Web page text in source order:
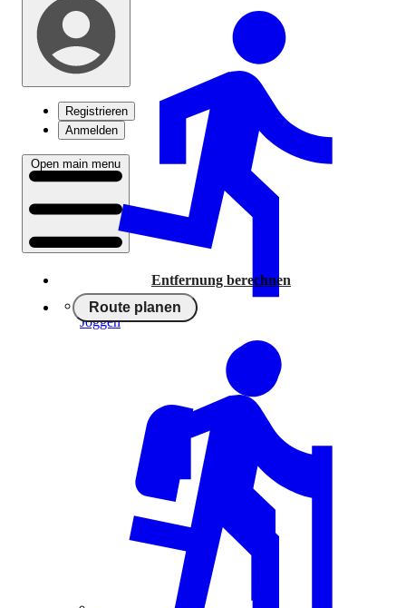
Registrieren
Anmelden
Open main menu
Entfernung berechnen
Route planen
Joggen